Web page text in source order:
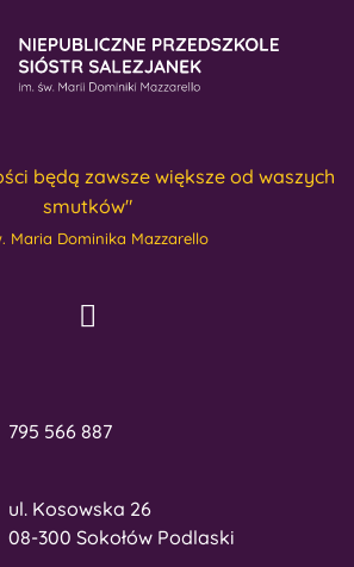
będą zawsze większe od waszych
smutków"
Maria Dominika Mazzarello
795 566 887
ul. Kosowska 26
08-300 Sokołów Podlaski